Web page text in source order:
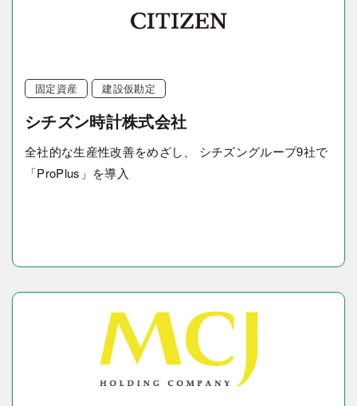
固定資産 建設仮勘定
シチズン時計株式会社
全社的な生産性改善をめざし、 シチズングループ9社で
「ProPlus」を導入